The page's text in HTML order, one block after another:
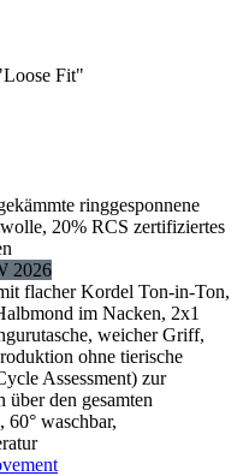
Fit"
ringgesponnene
20% RCS zertifiziertes
2026
flacher Kordel Ton-in-Ton,
im Nacken, 2x1
weicher Griff,
ohne tierische
Assessment) zur
den gesamten
60° waschbar,